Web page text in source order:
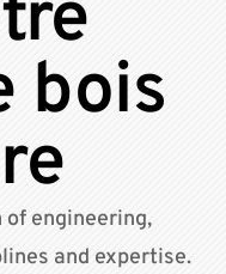
bois
of engineering,
and expertise.